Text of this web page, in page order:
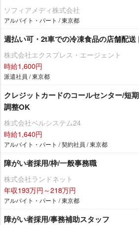
ソフィアメディ株式会社
アルバイト・パート / 東京都
週払い可・2t車での冷凍食品の店舗配送
株式会社エクスプレス・エージェント
時給1,600円
派遣社員 / 東京都
クレジットカードのコールセンター/短
調整OK
株式会社ベルシステム24
時給1,640円
アルバイト・パート / 契約社員 / 東京都
障がい者採用/枠/一般事務職
株式会社ランドネット
年収193万円～218万円
アルバイト・パート / 東京都
障がい者採用/事務補助スタッフ